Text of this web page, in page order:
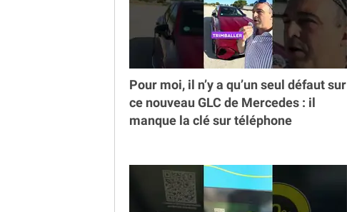
Pour moi, il n’y a qu’un seul défaut sur
ce nouveau GLC de Mercedes : il
manque la clé sur téléphone